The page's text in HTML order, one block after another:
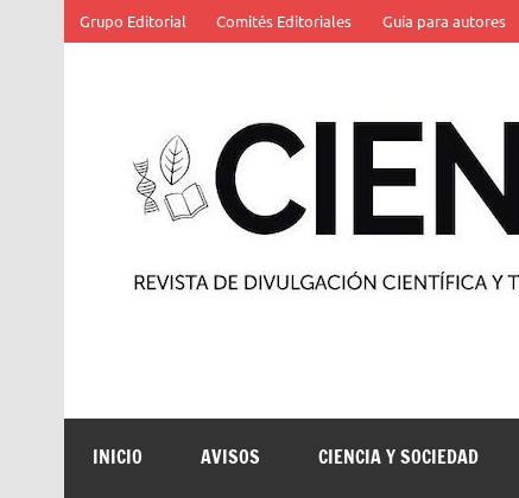
contenido
Grupo Editorial Comités Editoriales Guía para autores
INICIO AVISOS CIENCIA Y SOCIEDAD